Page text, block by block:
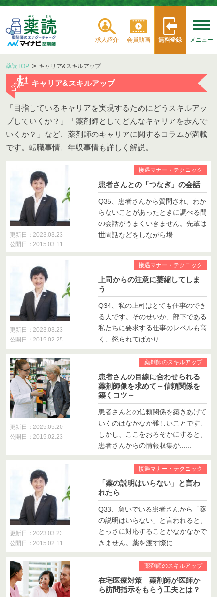
求人紹介 会員動画 無料登録 メニュー
薬読TOP キャリア&スキルアップ
キャリア&スキルアップ
「目指しているキャリアを実現するためにどうスキルアッ
プしていくか？」「薬剤師としてどんなキャリアを歩んで
いくか？」など、薬剤師のキャリアに関するコラムが満載
です。転職事情、年収事情も詳しく解説。
更新日：2023.03.23
公開日：2015.03.11
接遇マナー・テクニック
患者さんとの「つなぎ」の会話
Q35、患者さんから質問され、わか
らないことがあったときに調べる間
の会話がうまくいきません。先輩は
世間話などをしながら場......
更新日：2023.03.23
公開日：2015.02.25
接遇マナー・テクニック
上司からの注意に萎縮してしま
う
Q34、私の上司はとても仕事のでき
る人です。そのせいか、部下である
私たちに要求する仕事のレベルも高
く、怒られてばかり……......
更新日：2025.05.20
公開日：2015.02.23
薬剤師のスキルアップ
患者さんの目線に合わせられる
薬剤師像を求めて～信頼関係を
築くコツ～
患者さんとの信頼関係を築きあげて
いくのはなかなか難しいことです。
しかし、ここをおろそかにすると、
患者さんからの情報収集が......
更新日：2023.03.23
公開日：2015.02.11
接遇マナー・テクニック
「薬の説明はいらない」と言わ
れたら
Q33、急いでいる患者さんから「薬
の説明はいらない」と言われると、
とっさに対応することがなかなかで
きません。薬を渡す際に......
薬剤師のスキルアップ
在宅医療対策 薬剤師が医師か
ら訪問指示をもらう工夫とは？